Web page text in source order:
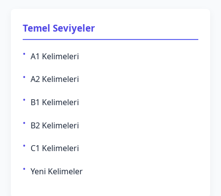
Temel Seviyeler
A1 Kelimeleri
A2 Kelimeleri
B1 Kelimeleri
B2 Kelimeleri
C1 Kelimeleri
Yeni Kelimeler